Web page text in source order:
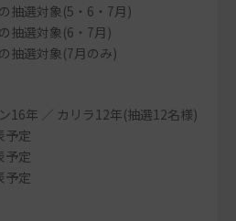
抽選対象(5・6・7月)
抽選対象(6・7月)
抽選対象(7月のみ)
16年 ／ カリラ12年(抽選12名様)
予定
予定
予定